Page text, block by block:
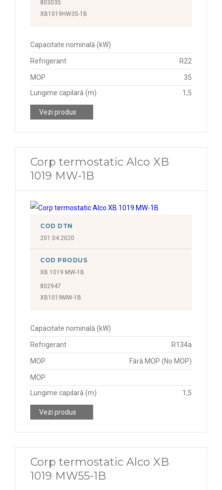
803035
XB1019HW35-1B
Capacitate nominală (kW)
Refrigerant R22
MOP
35
Lungime capilară (m)
1,5
Vezi produs
Corp termostatic Alco XB
1019 MW-1B
COD DTN
201.04.2020
COD PRODUS
XB 1019 MW-1B
802947
XB1019MW-1B
Capacitate nominală (kW)
Refrigerant R134a
MOP Fără MOP (No MOP)
MOP
Lungime capilară (m)
1,5
Vezi produs
Corp termostatic Alco XB
1019 MW55-1B